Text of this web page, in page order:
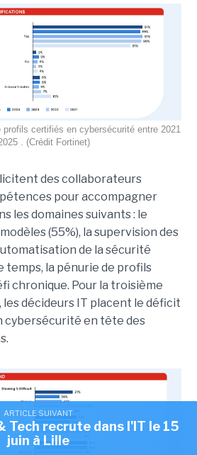
certifiés en cybersécurité entre 2021
. (Crédit Fortinet)
des collaborateurs
pour accompagner
les domaines suivants : le
(55%), la supervision des
de la sécurité
temps, la pénurie de profils
chronique. Pour la troisième
décideurs IT placent le déficit
cybersécurité en tête des
ARTICLE SUIVANT
Tech recrute dans l'IT le 15
juin à Lille